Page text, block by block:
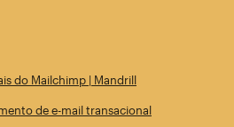
do Mailchimp | Mandrill
de e-mail transacional